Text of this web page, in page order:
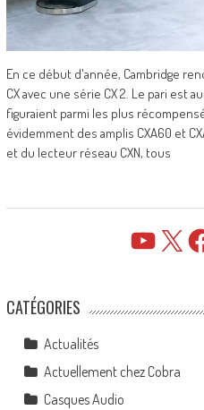
En ce début d'année, Cambridge
CX avec une série CX 2. Le pari est
figuraient parmi les plus
évidemment des amplis CXA60 et
et du lecteur réseau CXN, tous
YouTube
CATÉGORIES
Actualités
Actuellement chez Cobra
Casques Audio